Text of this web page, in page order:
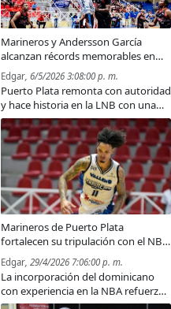
Marineros y Andersson García
alcanzan récords memorables en
triunfo sobre Leones de Santo
Domingo
Edgar, 6/5/2026 3:08:00 p. m.
Puerto Plata remonta con autoridad
y hace historia en la LNB con una
actuación estelar de su principal
figura.
Marineros de Puerto Plata
fortalecen su tripulación con el NBA
Andersson García
Edgar, 29/4/2026 7:06:00 p. m.
La incorporación del dominicano
con experiencia en la NBA refuerza
a los Marineros como serios